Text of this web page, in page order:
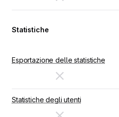
Statistiche
Esportazione delle statistiche
Statistiche degli utenti